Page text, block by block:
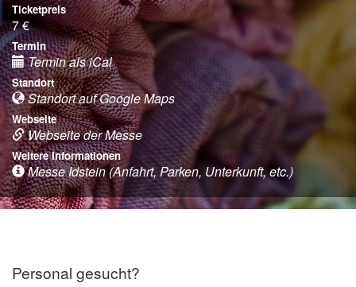
Ticketpreis
7 €
Termin
Termin als iCal
Standort
Standort auf Google Maps
Webseite
Webseite der Messe
Weitere Informationen
Messe Idstein (Anfahrt, Parken, Unterkunft, etc.)
Personal gesucht?